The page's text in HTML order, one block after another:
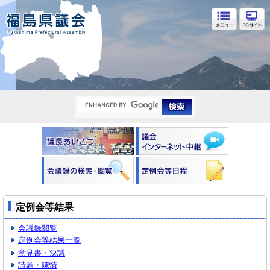
福島県議会
定例会等結果
会議録閲覧
定例会等結果一覧
意見書・決議
請願・陳情